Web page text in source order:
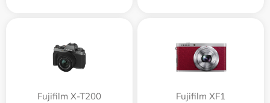
Fujifilm X-T200 Fujifilm XF1